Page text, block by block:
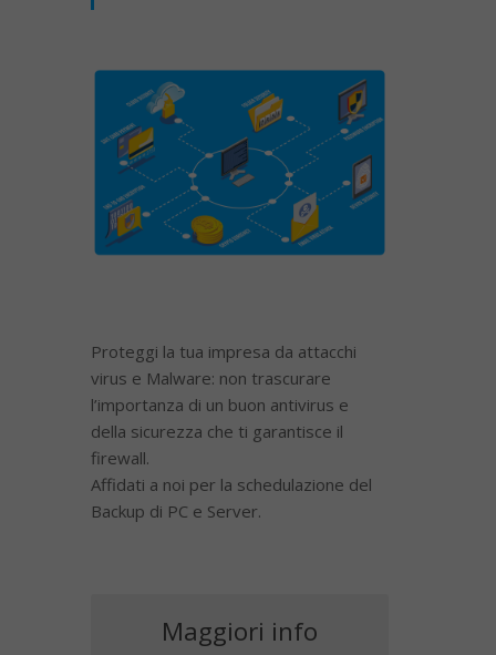
Proteggi la tua impresa da attacchi
virus e Malware: non trascurare
l’importanza di un buon antivirus e
della sicurezza che ti garantisce il
firewall.
Affidati a noi per la schedulazione del
Backup di PC e Server.
Maggiori info